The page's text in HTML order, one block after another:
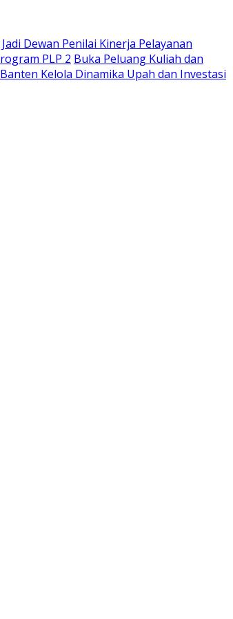
Dewan Penilai Kinerja Pelayanan
PLP 2 Buka Peluang Kuliah dan
Kelola Dinamika Upah dan Investasi